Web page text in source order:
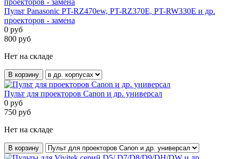
Пульт Panasonic PT-RZ470ew, PT-RZ370E, PT-RW330E и др.
проекторов - замена
0 руб
800 руб
Нет на складе
В корзину
Пульт для проекторов Canon и др. универсал
0 руб
750 руб
Нет на складе
В корзину